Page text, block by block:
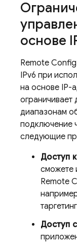
основе
Remote Config
IPv6 при
на основе IP-
ограничивает
диапазонам
подключение
следующие
Доступ
сможете
Remote
Доступ